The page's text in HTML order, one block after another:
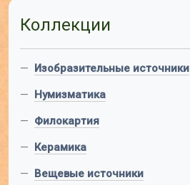
Коллекции
— Изобразительные источники
— Нумизматика
— Филокартия
— Керамика
— Вещевые источники